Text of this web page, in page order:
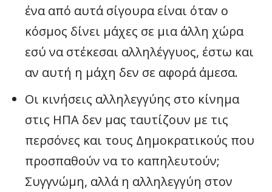
ένα από αυτά σίγουρα είναι όταν ο
κόσμος δίνει μάχες σε μια άλλη χώρα
εσύ να στέκεσαι αλληλέγγυος, έστω και
αν αυτή η μάχη δεν σε αφορά άμεσα.
Οι κινήσεις αλληλεγγύης στο κίνημα
στις ΗΠΑ δεν μας ταυτίζουν με τις
περσόνες και τους Δημοκρατικούς που
προσπαθούν να το καπηλευτούν;
Συγγνώμη, αλλά η αλληλεγγύη στον